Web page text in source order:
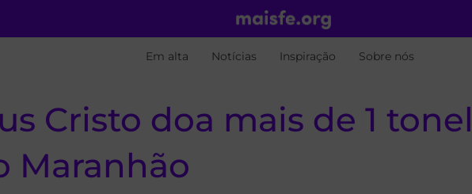
Em alta Notícias Inspiração Sobre nós
Cristo doa mais de 1
Maranhão